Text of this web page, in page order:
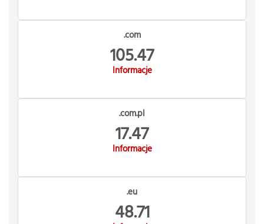
.com
105.47
Informacje
.com.pl
17.47
Informacje
.eu
48.71